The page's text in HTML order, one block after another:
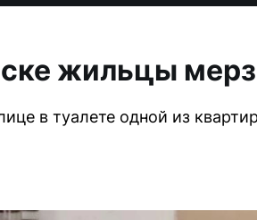
жильцы
в туалете одной из